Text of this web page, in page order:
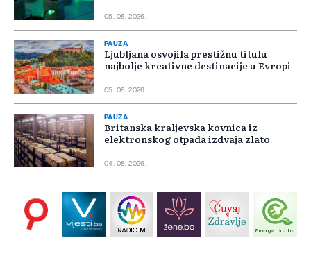
05. 08. 2026.
PAUZA
Ljubljana osvojila prestižnu titulu
najbolje kreativne destinacije u Evropi
05. 08. 2026.
PAUZA
Britanska kraljevska kovnica iz
elektronskog otpada izdvaja zlato
04. 08. 2026.